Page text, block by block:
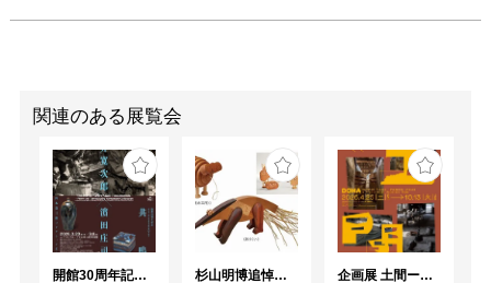
関連のある展覧会
開館30周年記念 山本爲三郎・河井寬次郎没後60年記念 「共鳴 河井寬次郎 × 濱田庄司 ー山本爲三郎コレクションより」 杉山明博追悼展 木とわたし―木工の妙技と美術教育 企画展 土間ーつくって、つかって、再発見ー